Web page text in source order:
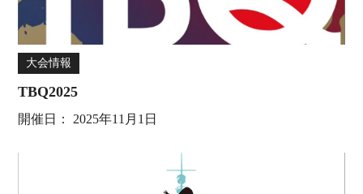
大会情報
TBQ2025
開催日： 2025年11月1日